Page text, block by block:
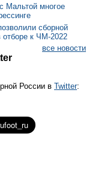
Мальтой многое
сборной
отборе к ЧМ-2022
все новости
России в Twitter: